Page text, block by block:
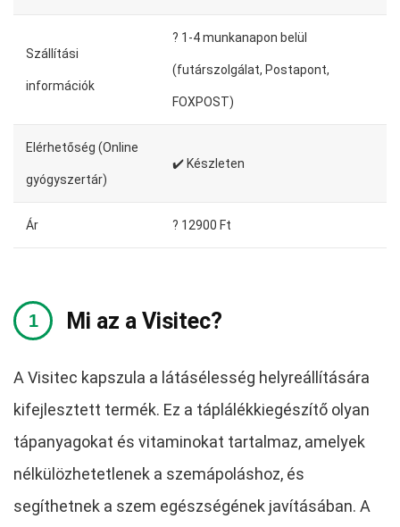
Szállítási
információk
?️ 1-4 munkanapon belül
(futárszolgálat, Postapont,
FOXPOST)
Elérhetőség (Online
gyógyszertár)
✔️ Készleten
Ár ? 12900 Ft
Mi az a Visitec?
A Visitec kapszula a látásélesség helyreállítására
kifejlesztett termék. Ez a táplálékkiegészítő olyan
tápanyagokat és vitaminokat tartalmaz, amelyek
nélkülözhetetlenek a szemápoláshoz, és
segíthetnek a szem egészségének javításában. A